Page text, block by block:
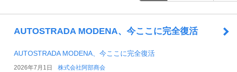
AUTOSTRADA MODENA、今ここに完全復活
AUTOSTRADA MODENA、今ここに完全復活
2026年7月1日 株式会社阿部商会